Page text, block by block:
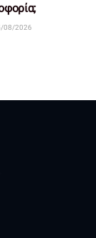
08/2026